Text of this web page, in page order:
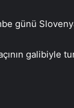
günü
galibiyle